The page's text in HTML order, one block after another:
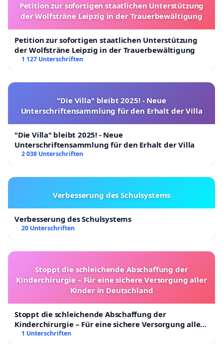
Petition zur sofortigen staatlichen Unterstützung
der Wolfsträne Leipzig in der Trauerbewältigung
Petition zur sofortigen staatlichen Unterstützung
der Wolfsträne Leipzig in der Trauerbewältigung
1 127 Unterschriften
"Die Villa" bleibt 2025! - Neue
Unterschriftensammlung für den Erhalt der Villa
"Die Villa" bleibt 2025! - Neue
Unterschriftensammlung für den Erhalt der Villa
2 038 Unterschriften
Verbesserung des Schulsystems
Verbesserung des Schulsystems
20 Unterschriften
Stoppt die schleichende Abschaffung der
Kinderchirurgie – Für eine sichere Versorgung aller
Kinder in Deutschland
Stoppt die schleichende Abschaffung der
Kinderchirurgie – Für eine sichere Versorgung aller
Kinder in Deutschland
1 Unterschriften